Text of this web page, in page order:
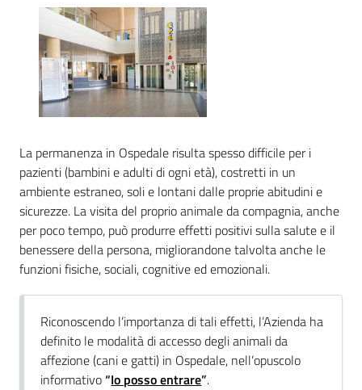
Novità
C
a
r
t
a
d
e
i
La permanenza in Ospedale risulta spesso difficile per i
pazienti (bambini e adulti di ogni età), costretti in un
ambiente estraneo, soli e lontani dalle proprie abitudini e
sicurezze. La visita del proprio animale da compagnia, anche
per poco tempo, può produrre effetti positivi sulla salute e il
benessere della persona, migliorandone talvolta anche le
funzioni fisiche, sociali, cognitive ed emozionali.
Riconoscendo l’importanza di tali effetti, l’Azienda ha
definito le modalità di accesso degli animali da
affezione (cani e gatti) in Ospedale, nell’opuscolo
informativo“Io posso entrare”.